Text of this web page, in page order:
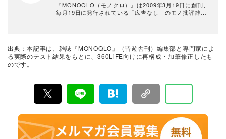
『MONOQLO（モノクロ）』は2009年3月19日に創刊、
毎月19日に発行されている「広告なし」のモノ批評雑誌
に良いモノ」だけを厳選して紹介。編集長・山田和樹を
中心に、11名以上の編集体制で日々の検証・記事制作を
出典：本記事は、雑誌『MONOQLO』（晋遊舎刊）編集部と専門家によ
る実際のテスト結果をもとに、360LiFE向けに再構成・加筆修正したも
のです。